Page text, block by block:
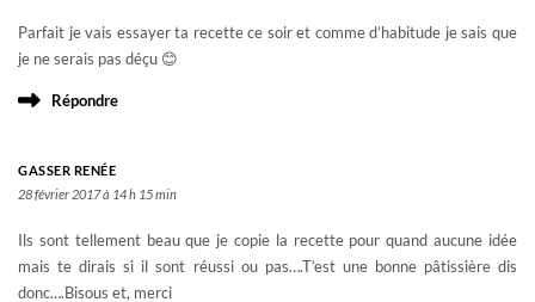
Parfait je vais essayer ta recette ce soir et comme d’habitude je sais que
je ne serais pas déçu 😊
Répondre
GASSER RENÉE
28 février 2017 à 14 h 15 min
Ils sont tellement beau que je copie la recette pour quand aucune idée
mais te dirais si il sont réussi ou pas….T’est une bonne pâtissière dis
donc….Bisous et, merci